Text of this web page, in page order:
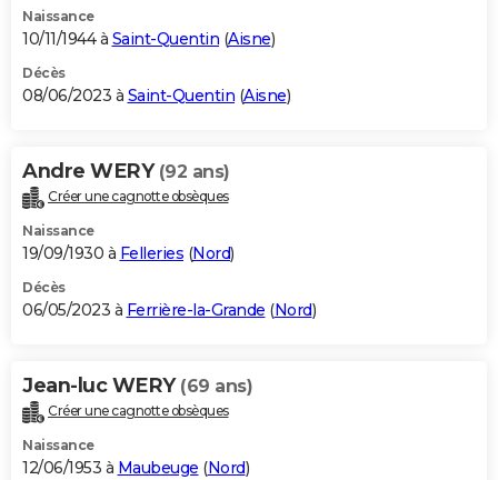
Naissance
10/11/1944 à Saint-Quentin (Aisne)
Décès
08/06/2023 à Saint-Quentin (Aisne)
Andre WERY (92 ans)
Créer une cagnotte obsèques
Naissance
19/09/1930 à Felleries (Nord)
Décès
06/05/2023 à Ferrière-la-Grande (Nord)
Jean-luc WERY (69 ans)
Créer une cagnotte obsèques
Naissance
12/06/1953 à Maubeuge (Nord)